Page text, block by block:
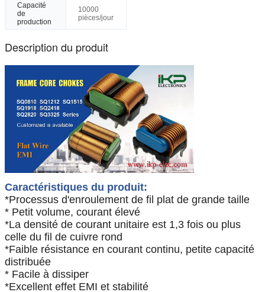
Capacité
de
production
10000
pièces/jour
Description du produit
Caractéristiques du produit:
*Processus d'enroulement de fil plat de grande taille
* Petit volume, courant élevé
*La densité de courant unitaire est 1,3 fois ou plus
celle du fil de cuivre rond
*Faible résistance en courant continu, petite capacité
distribuée
* Facile à dissiper
*Excellent effet EMI et stabilité